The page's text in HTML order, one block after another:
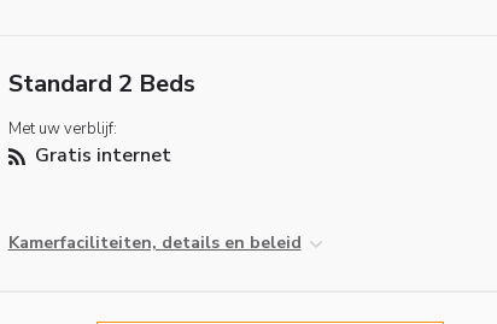
Standard 2 Beds
Met uw verblijf:
Gratis internet
Kamerfaciliteiten, details en beleid